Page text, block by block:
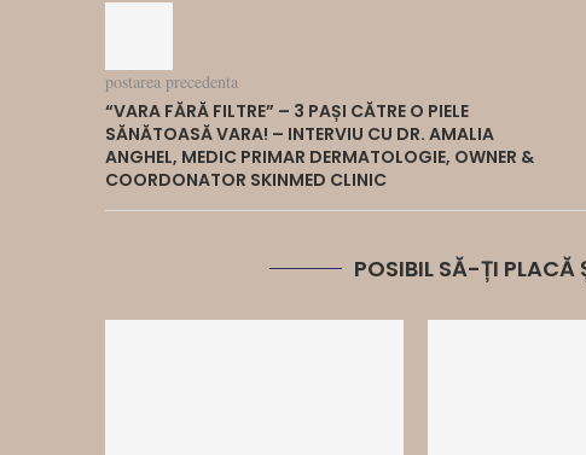
postarea precedenta
“VARA FĂRĂ FILTRE” – 3 PAȘI CĂTRE O PIELE
SĂNĂTOASĂ VARA! – INTERVIU CU DR. AMALIA
ANGHEL, MEDIC PRIMAR DERMATOLOGIE, OWNER &
COORDONATOR SKINMED CLINIC
POSIBIL SĂ-ȚI PLACĂ